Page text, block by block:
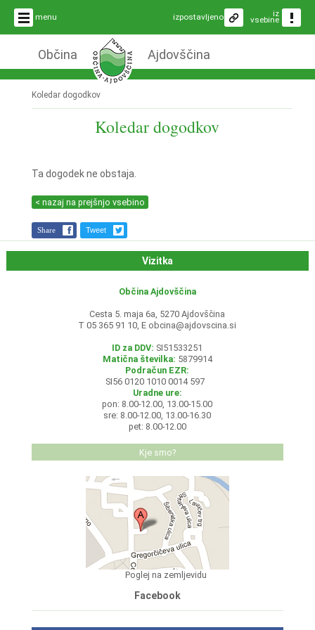
menu iz
vsebine
izpostavljeno
Občina Ajdovščina
Koledar dogodkov
Koledar dogodkov
Ta dogodek ne obstaja.
< nazaj na prejšnjo vsebino
Share Tweet
Vizitka
Občina Ajdovščina
Cesta 5. maja 6a, 5270 Ajdovščina
T 05 365 91 10, E obcina@ajdovscina.si
ID za DDV: SI51533251
Matična številka: 5879914
Podračun EZR:
SI56 0120 1010 0014 597
Uradne ure:
pon: 8.00-12.00, 13.00-15.00
sre: 8.00-12.00, 13.00-16.30
pet: 8.00-12.00
Kje smo?
Poglej na zemljevidu
Facebook